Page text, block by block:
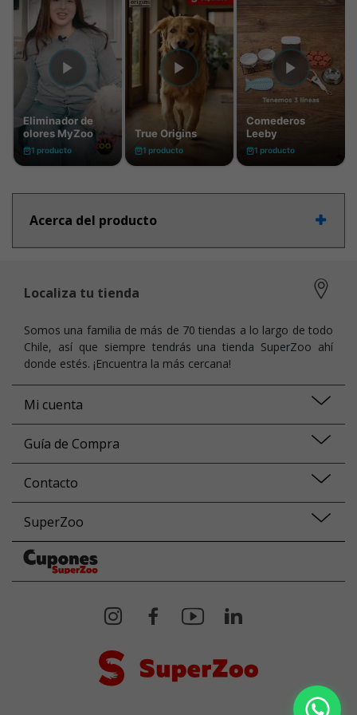
Acerca del producto
Localiza tu tienda
Somos una familia de más de 70 tiendas a lo largo de todo
Chile, así que siempre tendrás una tienda SuperZoo ahí
donde estés. ¡Encuentra la más cercana!
Mi cuenta
Guía de Compra
Contacto
SuperZoo